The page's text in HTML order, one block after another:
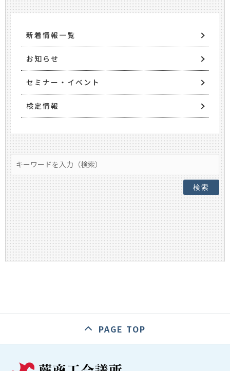
新着情報一覧
お知らせ
セミナー・イベント
検定情報
検索
PAGE TOP